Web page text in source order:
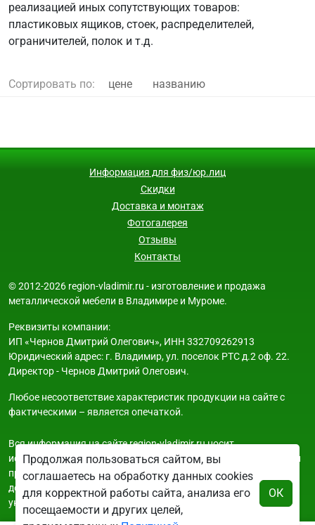
реализацией иных сопутствующих товаров:
пластиковых ящиков, стоек, распределителей,
ограничителей, полок и т.д.
Сортировать по: цене названию
Информация для физ/юр.лиц
Скидки
Доставка и монтаж
Фотогалерея
Отзывы
Контакты
© 2012-2026 region-vladimir.ru - изготовление и продажа
металлической мебели в Владимире и Муроме.
Реквизиты компании:
ИП «Чернов Дмитрий Олегович», ИНН 332709262913
Юридический адрес: г. Владимир, ул. поселок РТС д.2 оф. 22.
Директор - Чернов Дмитрий Олегович.
Любое несоответствие характеристик продукции на сайте с
фактическими – является опечаткой.
Вся информация на сайте region-vladimir.ru носит
исключительно ознакомительный и справочный характер и ни
при каких условиях не является публичной офертой. Всю
дополнительную информацию можно узнать по телефонам
указанным на сайте.
Продолжая пользоваться сайтом, вы
соглашаетесь на обработку данных cookies
для корректной работы сайта, анализа его
посещаемости и других целей,
ОК